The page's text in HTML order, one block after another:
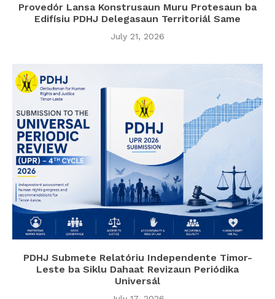
Provedór Lansa Konstrusaun Muru Protesaun ba
Edifísiu PDHJ Delegasaun Territoriál Same
July 21, 2026
PDHJ Submete Relatóriu Independente Timor-
Leste ba Siklu Dahaat Revizaun Periódika
Universál